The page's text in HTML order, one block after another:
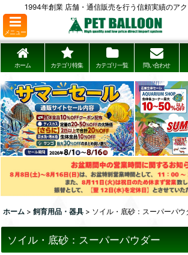
1994年創業 店舗・通信販売を行う信頼実績のア
メニュー
ホーム カテゴリ特集 カテゴリ一覧 問い合わせ
ホーム > 飼育用品・器具 > ソイル・底砂：スーパーパウ
ソイル・底砂：スーパーパウダー